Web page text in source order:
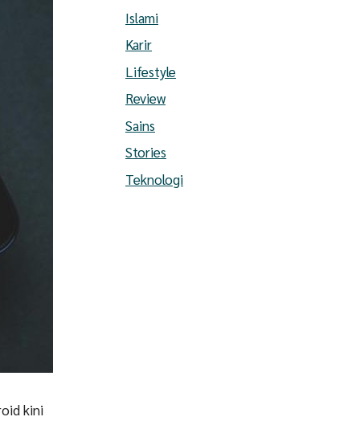
kini
Islami
Karir
Lifestyle
Review
Sains
Stories
Teknologi